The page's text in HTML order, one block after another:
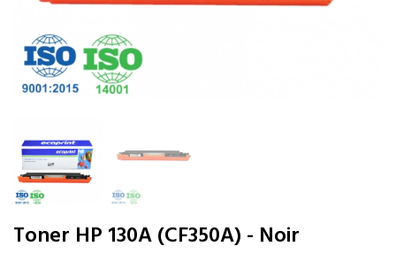
Toner HP 130A (CF350A) - Noir